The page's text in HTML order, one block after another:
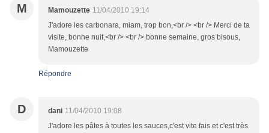
M Mamouzette 11/04/2010 19:14
J'adore les carbonara, miam, trop bon,<br /> <br /> Merci de ta
visite, bonne nuit,<br /> <br /> bonne semaine, gros bisous,
Mamouzette
Répondre
D dani 11/04/2010 19:08
J'adore les pâtes à toutes les sauces,c'est vite fais et c'est très